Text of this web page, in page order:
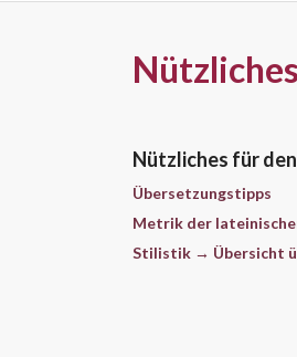
Französisch
Lernmethoden, Arbeit
moderne Medien
Nützliches für
Übersetzungstipps
Metrik der
Stilistik → Übersicht